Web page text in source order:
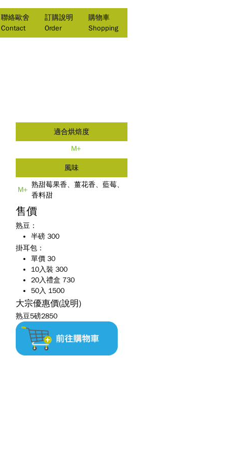
聯絡歐舍
Contact
訂購說明
Order
購物車
Shopping
適合烘焙度
M+
風味
M+
熟甜莓果香、薑花香、藍莓、
香料甜
售價
熟豆：
半磅 300
掛耳包：
單價 30
10入裝 300
20入禮盒 730
50入 1500
大宗優惠價(說明)
熟豆5磅2850